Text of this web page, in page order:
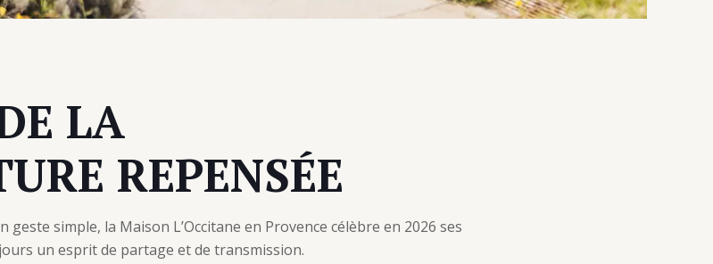
LA
REPENSÉE
geste simple, la Maison L’Occitane en Provence célèbre en 2026 ses
un esprit de partage et de transmission.